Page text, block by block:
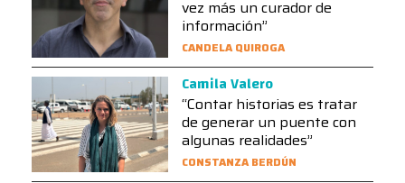
vez más un curador de
información”
CANDELA QUIROGA
Camila Valero
“Contar historias es tratar
de generar un puente con
algunas realidades”
CONSTANZA BERDÚN